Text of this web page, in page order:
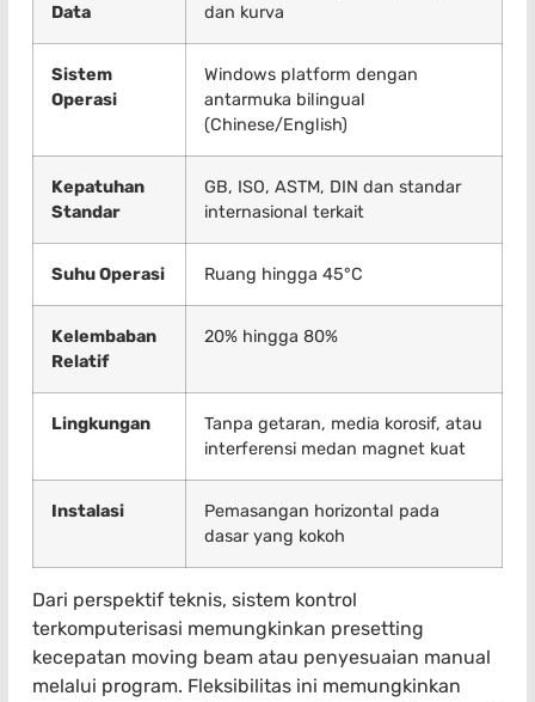
Data
dan kurva
Sistem
Operasi
Windows platform dengan
antarmuka bilingual
(Chinese/English)
Kepatuhan
Standar
GB, ISO, ASTM, DIN dan standar
internasional terkait
Suhu Operasi Ruang hingga 45°C
Kelembaban
Relatif
20% hingga 80%
Lingkungan
Tanpa getaran, media korosif, atau
interferensi medan magnet kuat
Instalasi
Pemasangan horizontal pada
dasar yang kokoh
Dari perspektif teknis, sistem kontrol
terkomputerisasi memungkinkan presetting
kecepatan moving beam atau penyesuaian manual
melalui program. Fleksibilitas ini memungkinkan